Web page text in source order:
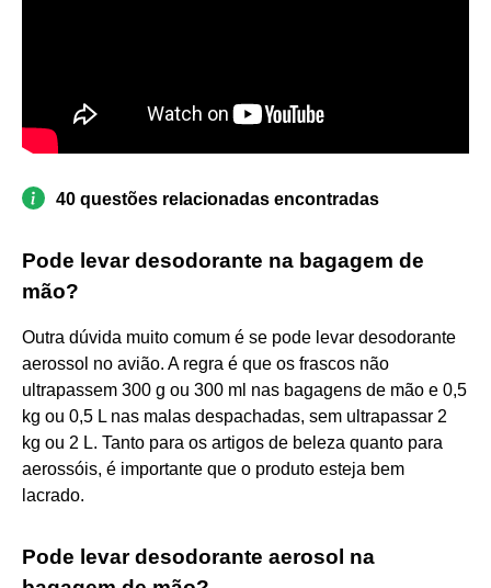
40 questões relacionadas encontradas
Pode levar desodorante na bagagem de
mão?
Outra dúvida muito comum é se pode levar desodorante
aerossol no avião. A regra é que os frascos não
ultrapassem 300 g ou 300 ml nas bagagens de mão e 0,5
kg ou 0,5 L nas malas despachadas, sem ultrapassar 2
kg ou 2 L. Tanto para os artigos de beleza quanto para
aerossóis, é importante que o produto esteja bem
lacrado.
Pode levar desodorante aerosol na